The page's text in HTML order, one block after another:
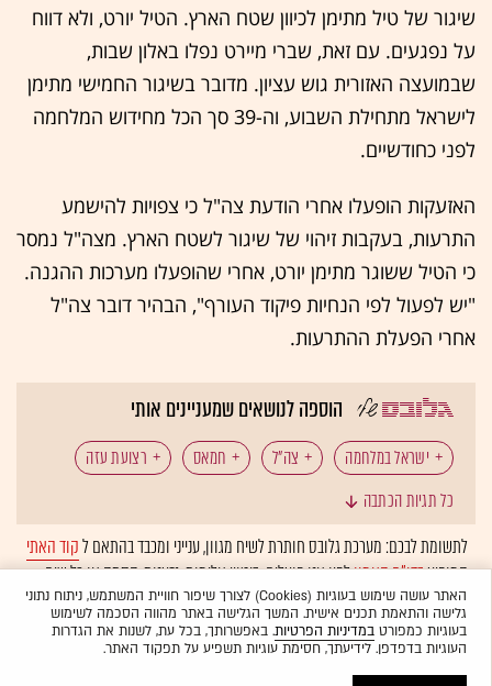
שיגור של טיל מתימן לכיוון שטח הארץ. הטיל יורט, ולא דווח
על נפגעים. עם זאת, שברי מיירט נפלו באלון שבות,
שבמועצה האזורית גוש עציון. מדובר בשיגור החמישי מתימן
לישראל מתחילת השבוע, וה-39 סך הכל מחידוש המלחמה
לפני כחודשיים.
האזעקות הופעלו אחרי הודעת צה"ל כי צפויות להישמע
התרעות, בעקבות זיהוי של שיגור לשטח הארץ. מצה"ל נמסר
כי הטיל ששוגר מתימן יורט, אחרי שהופעלו מערכות ההגנה.
"יש לפעול לפי הנחיות פיקוד העורף", הבהיר דובר צה"ל
אחרי הפעלת ההתרעות.
הוספה לנושאים שמעניינים אותי
ישראל במלחמה צה"ל חמאס רצועת עזה
חטופים
כל תגיות הכתבה
לתשומת לבכם: מערכת גלובס חותרת לשיח מגוון, ענייני ומכבד בהתאם לקוד האתי
המופיעבדו"ח האמוןלפיו אנו פועלים. ביטויי אלימות, גזענות, הסתה או כל שיח
בלתי הולם אחר מסוננים בצורהאוטומטיתולא יפורסמו באתר.
האתר עושה שימוש בעוגיות (Cookies) לצורך שיפור חוויית המשתמש, ניתוח נתוני
גלישה והתאמת תכנים אישית. המשך הגלישה באתר מהווה הסכמה לשימוש
בעוגיות כמפורטבמדיניות הפרטיות. באפשרותך, בכל עת, לשנות את הגדרות
העוגיות בדפדפן. לידיעתך, חסימת עוגיות תשפיע על תפקוד האתר.